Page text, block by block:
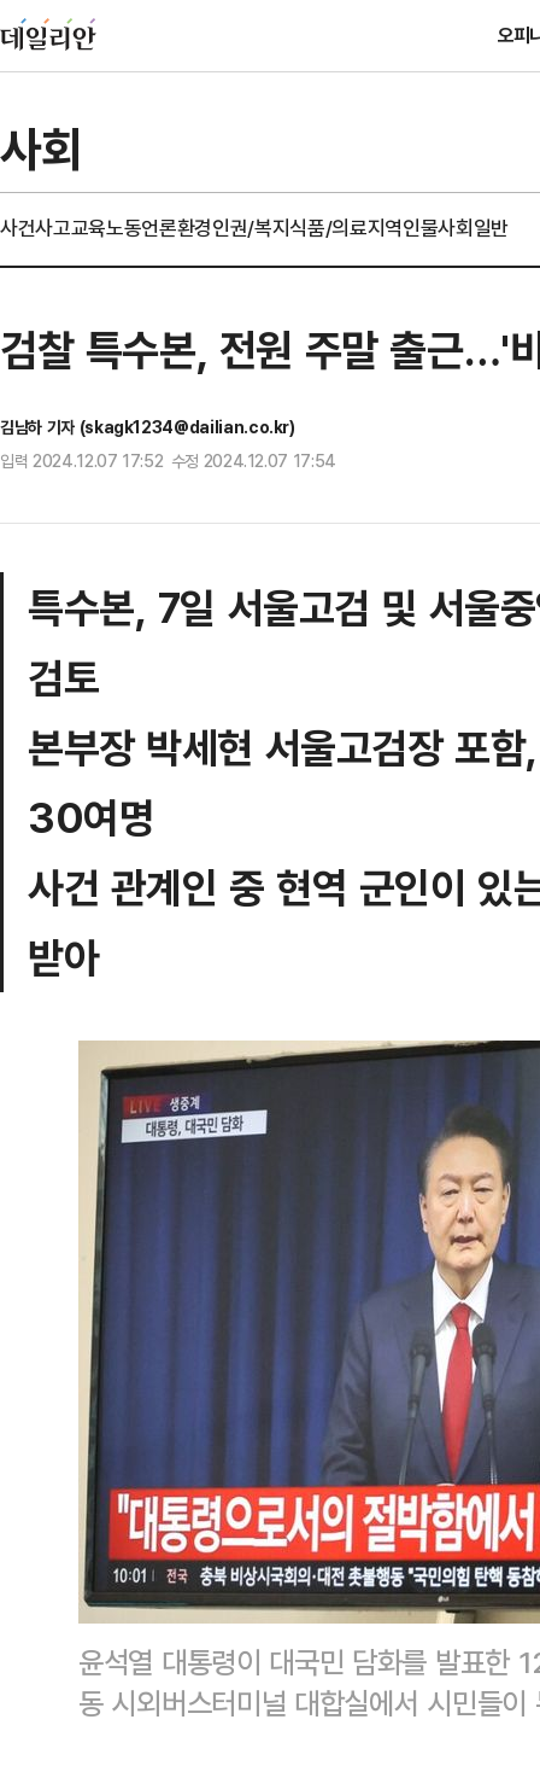
오피
사회
사건사고교육노동언론환경인권/복지식품/의료지역인물사회일반
검찰 특수본, 전원 주말 출근…'
김남하 기자 (skagk1234@dailian.co.kr)
입력 2024.12.07 17:52 수정 2024.12.07 17:54
특수본, 7일 서울고검 및 서울
검토
본부장 박세현 서울고검장 포
30여명
사건 관계인 중 현역 군인이 있
받아
윤석열 대통령이 대국민 담화를 발표한
동 시외버스터미널 대합실에서 시민들